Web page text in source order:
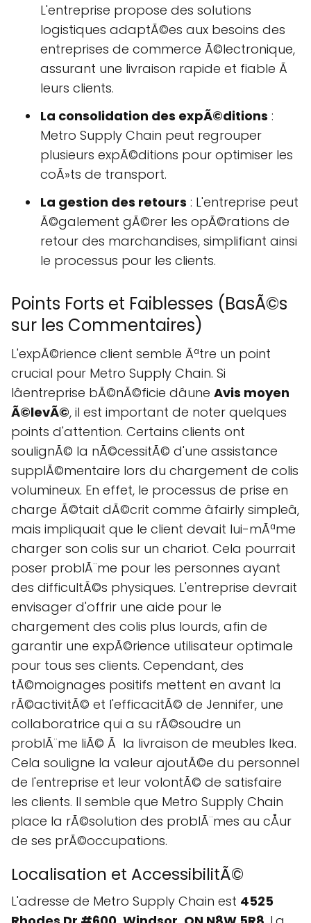
L'entreprise propose des solutions
logistiques adaptÃ©es aux besoins des
entreprises de commerce Ã©lectronique,
assurant une livraison rapide et fiable Ã
leurs clients.
La consolidation des expÃ©ditions :
Metro Supply Chain peut regrouper
plusieurs expÃ©ditions pour optimiser les
coÃ»ts de transport.
La gestion des retours : L'entreprise peut
Ã©galement gÃ©rer les opÃ©rations de
retour des marchandises, simplifiant ainsi
le processus pour les clients.
Points Forts et Faiblesses (BasÃ©s
sur les Commentaires)
L'expÃ©rience client semble Ãªtre un point
crucial pour Metro Supply Chain. Si
lâentreprise bÃ©nÃ©ficie dâune Avis moyen
Ã©levÃ©, il est important de noter quelques
points d'attention. Certains clients ont
soulignÃ© la nÃ©cessitÃ© d'une assistance
supplÃ©mentaire lors du chargement de colis
volumineux. En effet, le processus de prise en
charge Ã©tait dÃ©crit comme âfairly simpleâ,
mais impliquait que le client devait lui-mÃªme
charger son colis sur un chariot. Cela pourrait
poser problÃ¨me pour les personnes ayant
des difficultÃ©s physiques. L'entreprise devrait
envisager d'offrir une aide pour le
chargement des colis plus lourds, afin de
garantir une expÃ©rience utilisateur optimale
pour tous ses clients. Cependant, des
tÃ©moignages positifs mettent en avant la
rÃ©activitÃ© et l'efficacitÃ© de Jennifer, une
collaboratrice qui a su rÃ©soudre un
problÃ¨me liÃ© Ã la livraison de meubles Ikea.
Cela souligne la valeur ajoutÃ©e du personnel
de l'entreprise et leur volontÃ© de satisfaire
les clients. Il semble que Metro Supply Chain
place la rÃ©solution des problÃ¨mes au cÅur
de ses prÃ©occupations.
Localisation et AccessibilitÃ©
L'adresse de Metro Supply Chain est 4525